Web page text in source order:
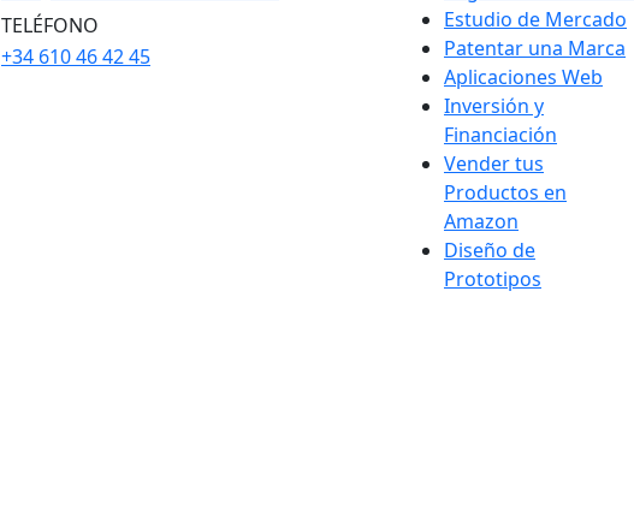
TELÉFONO
+34 610 46 42 45
Estudio de Mercado
Patentar una Marca
Aplicaciones Web
Inversión y
Financiación
Vender tus
Productos en
Amazon
Diseño de
Prototipos